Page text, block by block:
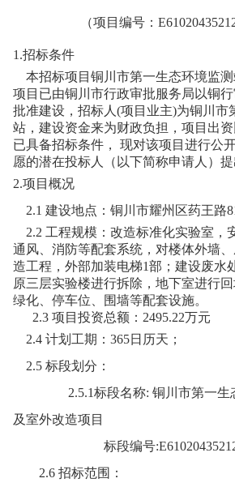
（项目编号：
1.招标条件
本招标项目 铜川市第一生态环境监
项目 已由铜川市行政审批服务局 以铜
批准建设，招标人(项目业主)为铜川市
站，建设资金来为财政负担 ，项目出
已具备招标条件， 现对该项目进行公
愿的潜在投标人（以下简称申请人）提
2.项目概况
2.1 建设地点： 铜川市耀州区药王路
2.2 工程规模： 改造标准化实验室，
通风、消防等配套系统，对楼体外墙
造工程，外部加装电梯1部；建设废水
原三层实验楼进行拆除，地下室进行回
绿化、停车位、围墙等配套设施。
2.3 项目投资总额： 2495.22万元
2.4 计划工期： 365日历天；
2.5 标段划分：
2.5.1标段名称:铜川市第一生
及室外改造项目
标段编号
2.6 招标范围：